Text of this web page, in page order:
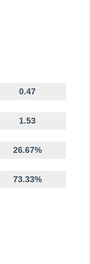
0.47
1.53
26.67%
73.33%